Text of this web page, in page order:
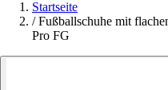
Startseite
/ Fußballschuhe mit
Pro FG